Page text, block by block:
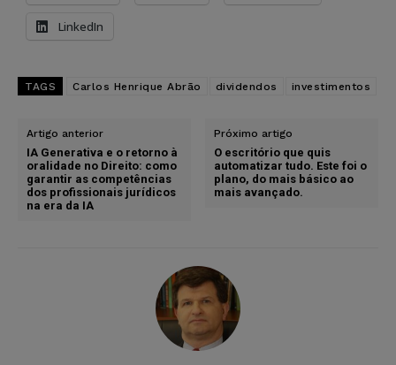
LinkedIn
TAGS Carlos Henrique Abrão dividendos investimentos
Artigo anterior
IA Generativa e o retorno à
oralidade no Direito: como
garantir as competências
dos profissionais jurídicos
na era da IA
Próximo artigo
O escritório que quis
automatizar tudo. Este foi o
plano, do mais básico ao
mais avançado.